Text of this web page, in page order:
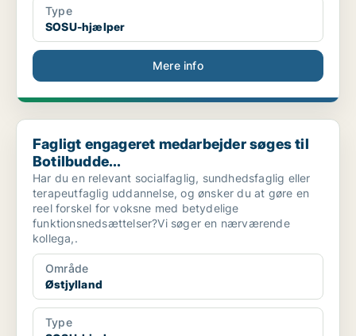
Type
SOSU-hjælper
Mere info
Fagligt engageret medarbejder søges til Botilbudde...
Fagligt engageret medarbejder søges til
Botilbudde...
Har du en relevant socialfaglig, sundhedsfaglig eller
terapeutfaglig uddannelse, og ønsker du at gøre en
reel forskel for voksne med betydelige
funktionsnedsættelser?Vi søger en nærværende
kollega,.
Område
Østjylland
Type